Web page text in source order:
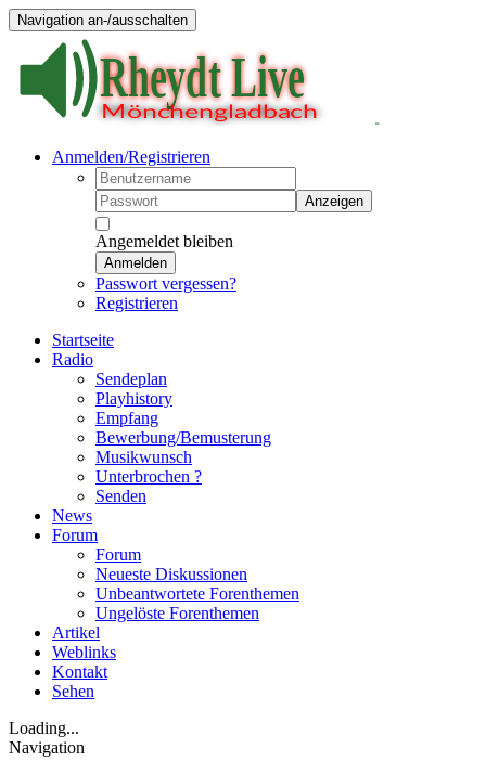
Navigation an-/ausschalten
Anmelden/Registrieren
Anzeigen
Angemeldet bleiben
Anmelden
Passwort vergessen?
Registrieren
Startseite
Radio
Sendeplan
Playhistory
Empfang
Bewerbung/Bemusterung
Musikwunsch
Unterbrochen ?
Senden
News
Forum
Forum
Neueste Diskussionen
Unbeantwortete Forenthemen
Ungelöste Forenthemen
Artikel
Weblinks
Kontakt
Sehen
Loading...
Navigation